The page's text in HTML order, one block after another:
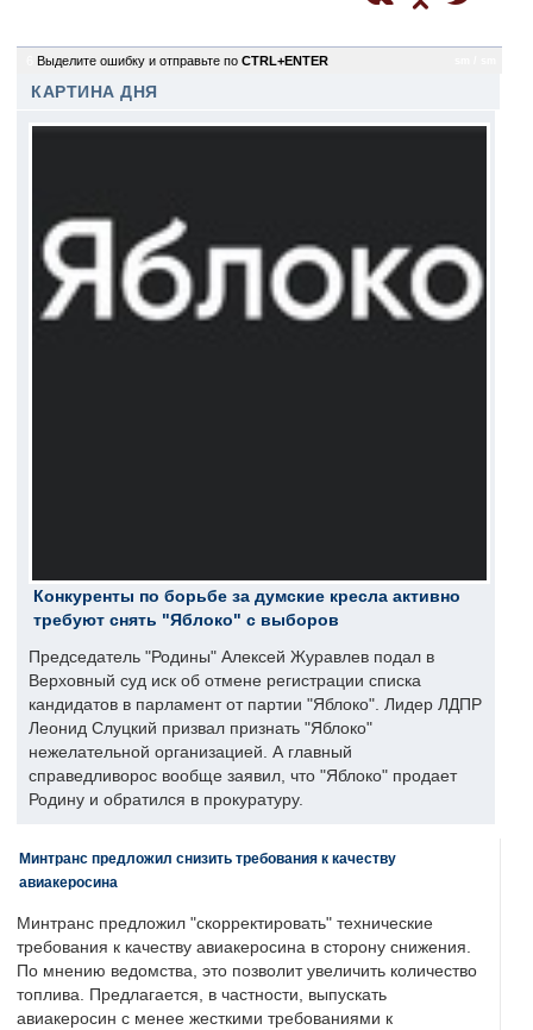
Выделите ошибку и отправьте по CTRL+ENTER
КАРТИНА ДНЯ
Конкуренты по борьбе за думские кресла активно
требуют снять "Яблоко" с выборов
Председатель "Родины" Алексей Журавлев подал в
Верховный суд иск об отмене регистрации списка
кандидатов в парламент от партии "Яблоко". Лидер ЛДПР
Леонид Слуцкий призвал признать "Яблоко"
нежелательной организацией. А главный
справедливорос вообще заявил, что "Яблоко" продает
Родину и обратился в прокуратуру.
Минтранс предложил снизить требования к качеству
авиакеросина
Минтранс предложил "скорректировать" технические
требования к качеству авиакеросина в сторону снижения.
По мнению ведомства, это позволит увеличить количество
топлива. Предлагается, в частности, выпускать
авиакеросин с менее жесткими требованиями к